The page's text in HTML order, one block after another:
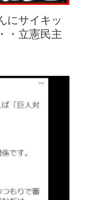
にサイキッ
・立憲民主